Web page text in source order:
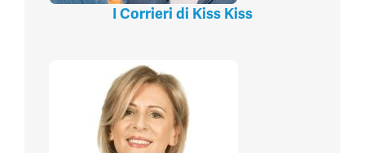
I Corrieri di Kiss Kiss